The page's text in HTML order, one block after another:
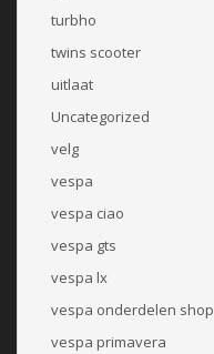
turbho
twins scooter
uitlaat
Uncategorized
velg
vespa
vespa ciao
vespa gts
vespa lx
vespa onderdelen shop
vespa primavera